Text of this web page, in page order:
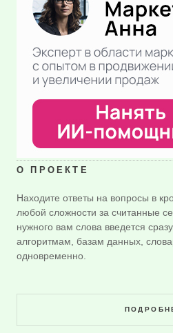
О ПРОЕКТЕ
Находите ответы на вопросы в
любой сложности за считанные
нужного вам слова введется
алгоритмам, базам данных,
одновременно.